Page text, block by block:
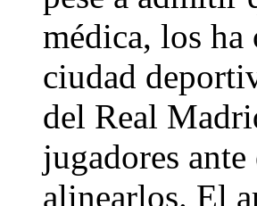
médica, los ha
ciudad
del Real
jugadores
alinearlos. El